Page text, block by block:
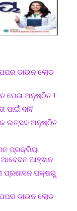
ଡାଉନ ଲୋଡ
ମେଳା ଅନୁଷ୍ଠିତ !
ପାଇଁ ଦାବି
ଉତ୍ସବ ଅନୁଷ୍ଠିତ
ପ୍ରକ୍ରିୟା
ଆହ୍ଵାନ
ପ୍ରଶାସନ ପକ୍ଷରୁ
ଡାଉନ ଲୋଡ